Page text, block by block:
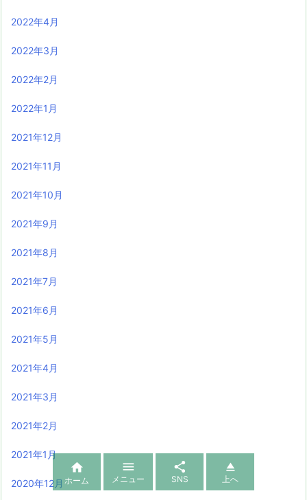
2022年4月
2022年3月
2022年2月
2022年1月
2021年12月
2021年11月
2021年10月
2021年9月
2021年8月
2021年7月
2021年6月
2021年5月
2021年4月
2021年3月
2021年2月
2021年1月
2020年12月

ホーム

メニュー

SNS

上へ